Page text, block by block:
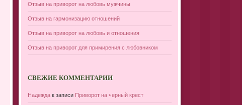
Отзыв на приворот на любовь мужчины
Отзыв на гармонизацию отношений
Отзыв на приворот на любовь и отношения
Отзыв на приворот для примирения с любовником
СВЕЖИЕ КОММЕНТАРИИ
Надежда к записи Приворот на черный крест